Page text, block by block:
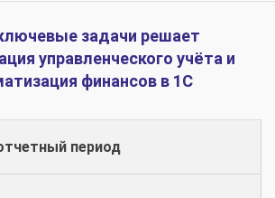
задачи решает
управленческого учёта и
финансов в 1С
период